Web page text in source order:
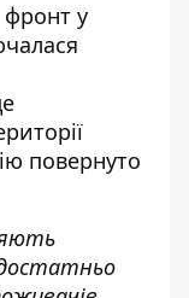
у
повернуто
достатньо